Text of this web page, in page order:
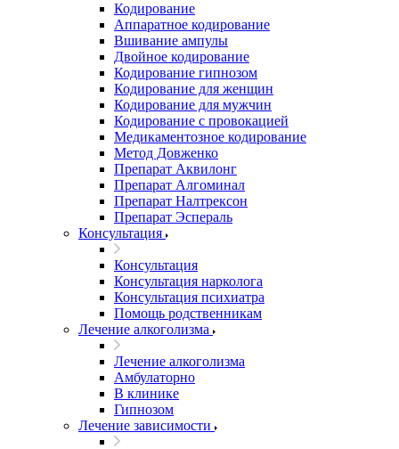
Кодирование
Аппаратное кодирование
Вшивание ампулы
Двойное кодирование
Кодирование гипнозом
Кодирование для женщин
Кодирование для мужчин
Кодирование с провокацией
Медикаментозное кодирование
Метод Довженко
Препарат Аквилонг
Препарат Алгоминал
Препарат Налтрексон
Препарат Эспераль
Консультация
Консультация
Консультация нарколога
Консультация психиатра
Помощь родственникам
Лечение алкоголизма
Лечение алкоголизма
Амбулаторно
В клинике
Гипнозом
Лечение зависимости